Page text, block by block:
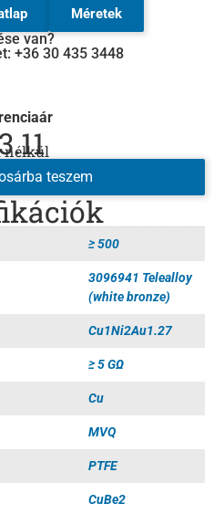
Méretek
van?
+36 30 435 3448
nélkül
teszem
≥ 500
3096941 Telealloy
(white bronze)
Cu1Ni2Au1.27
≥ 5 GΩ
Cu
MVQ
PTFE
CuBe2